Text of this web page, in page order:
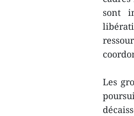
sont
Les